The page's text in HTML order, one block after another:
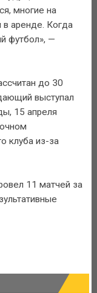
многие на
в аренде. Когда
футбол», —
до 30
выступал
15 апреля
клуба из-за
11 матчей за